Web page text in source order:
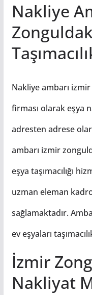
Nakliye
Nakliye ambarı izmir
firması olarak eşya
adresten adrese
ambarı izmir
eşya taşımacılığı
uzman eleman
sağlamaktadır.
ev eşyaları
İzmir
Nakliyat